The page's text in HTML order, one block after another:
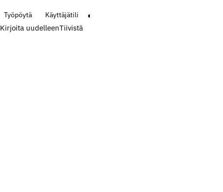
Työpöytä Käyttäjätili ◐
Kirjoita uudelleenTiivistä